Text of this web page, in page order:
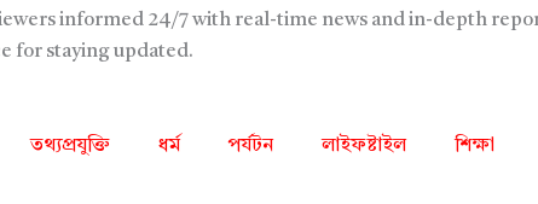
informed 24/7 with real-time news and in-depth
for staying updated.
তথ্যপ্রযুক্তি ধর্ম পর্যটন লাইফষ্টাইল শিক্ষা